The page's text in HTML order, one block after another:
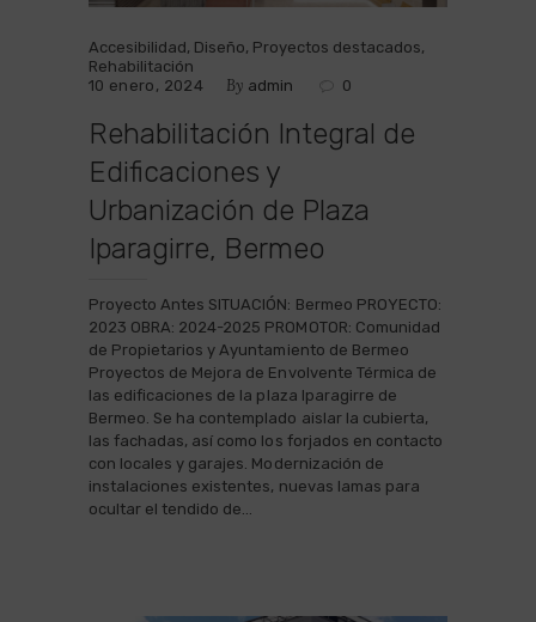
Accesibilidad, Diseño, Proyectos destacados,
Rehabilitación
10 enero, 2024
By admin 0
Rehabilitación Integral de
Edificaciones y
Urbanización de Plaza
Iparagirre, Bermeo
Proyecto Antes SITUACIÓN: Bermeo PROYECTO:
2023 OBRA: 2024-2025 PROMOTOR: Comunidad
de Propietarios y Ayuntamiento de Bermeo
Proyectos de Mejora de Envolvente Térmica de
las edificaciones de la plaza Iparagirre de
Bermeo. Se ha contemplado aislar la cubierta,
las fachadas, así como los forjados en contacto
con locales y garajes. Modernización de
instalaciones existentes, nuevas lamas para
ocultar el tendido de…